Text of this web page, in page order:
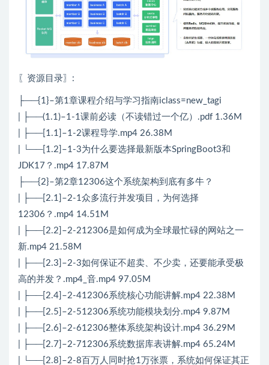
〖资源目录〗:
├──{1}–第1章课程介绍与学习指南iclass=new_tagi
| ├──(1.1)–1-1课前必读（不读错过一个亿）.pdf 1.36M
| ├──[1.1]–1-2课程导学.mp4 26.38M
| └──[1.2]–1-3为什么要选择最新版本SpringBoot3和
JDK17？.mp4 17.87M
├──{2}–第2章12306这个系统架构到底有多牛？
| ├──[2.1]–2-1众多流行并发项目，为何选择
12306？.mp4 14.51M
| ├──[2.2]–2-212306是如何成为全球最忙碌的网站之一
新.mp4 21.58M
| ├──[2.3]–2-3如何保证不超卖、不少卖，还要能承受极
高的并发？.mp4_音.mp4 97.05M
| ├──[2.4]–2-412306系统核心功能讲解.mp4 22.38M
| ├──[2.5]–2-512306系统功能模块划分.mp4 9.87M
| ├──[2.6]–2-612306整体系统架构设计.mp4 36.29M
| ├──[2.7]–2-712306系统数据库表讲解.mp4 65.24M
| └──[2.8]–2-8百万人同时抢1万张票，系统如何保证其正